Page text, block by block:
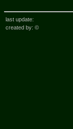
last update:
created by: ©